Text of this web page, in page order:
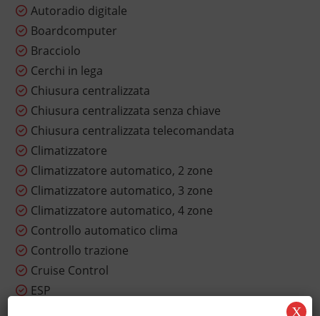
Autoradio digitale
Boardcomputer
Bracciolo
Cerchi in lega
Chiusura centralizzata
Chiusura centralizzata senza chiave
Chiusura centralizzata telecomandata
Climatizzatore
Climatizzatore automatico, 2 zone
Climatizzatore automatico, 3 zone
Climatizzatore automatico, 4 zone
Controllo automatico clima
Controllo trazione
Cruise Control
ESP
X